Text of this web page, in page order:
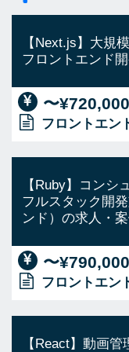
【Next.js】大規
フロントエンド
〜¥720,000
フロントエン
【Ruby】コンシ
フルスタック開
ンド）の求人・
〜¥790,000
フロントエン
【React】動画